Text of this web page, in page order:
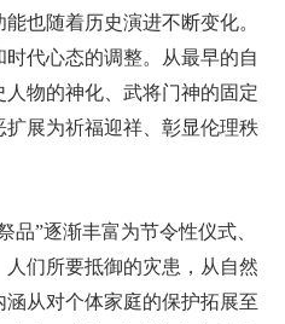
也随着历史演进不断变化。
代心态的调整。从最早的自
物的神化、武将门神的固定
展为祈福迎祥、彰显伦理秩
品”逐渐丰富为节令性仪式、
们所要抵御的灾患，从自然
从对个体家庭的保护拓展至